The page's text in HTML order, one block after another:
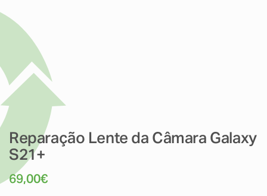
Reparação Lente da Câmara Galaxy
S21+
69,00€